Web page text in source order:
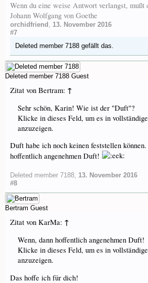
Wenn du eine weise Antwort verlangst, mußt
Johann Wolfgang von Goethe
orchidfriend , 13. November 2016
#7
Deleted member 7188 gefällt das.
Deleted member 7188 Guest
Zitat von Bertram: ↑
Sehr schön, Karin! Wie ist der "Duft"?
Klicke in dieses Feld, um es in
anzuzeigen.
Duft habe ich noch keinen feststellen
hoffentlich angenehmen Duft!
Deleted member 7188, 13. November 2016
#8
Bertram Guest
Zitat von KarMa: ↑
Wenn, dann hoffentlich angenehmen Duft!
Klicke in dieses Feld, um es in
anzuzeigen.
Das hoffe ich für dich!